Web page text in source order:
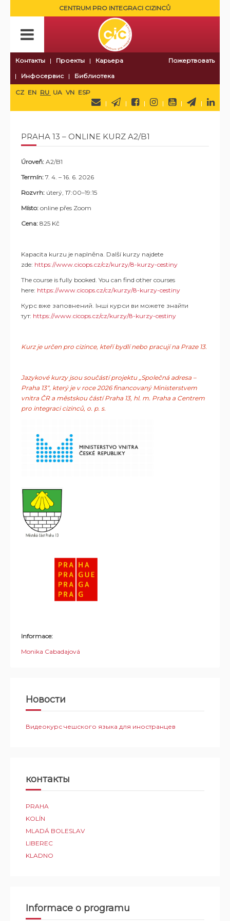
CENTRUM PRO INTEGRACI CIZINCŮ
Контакты Проекты
Карьера
Инфосервис
Библиотека
Пожертвовать
CZ EN RU UA VN ESP
PRAHA 13 – ONLINE KURZ A2/B1
Úroveň: A2/B1
Termín: 7. 4. – 16. 6. 2026
Rozvrh: úterý, 17:00–19:15
Místo: online přes Zoom
Cena: 825 Kč
Kapacita kurzu je naplněna. Další kurzy najdete
zde: https://www.cicops.cz/cz/kurzy/8-kurzy-cestiny
The course is fully booked. You can find other courses
here: https://www.cicops.cz/cz/kurzy/8-kurzy-cestiny
Курс вже заповнений. Інші курси ви можете знайти
тут: https://www.cicops.cz/cz/kurzy/8-kurzy-cestiny
Kurz je určen pro cizince, kteří bydlí nebo pracují na Praze 13.
Jazykové kurzy jsou součástí projektu „Společná adresa –
Praha 13“, který je v roce 2026 financovaný Ministerstvem
vnitra ČR a městskou částí Praha 13, hl. m. Praha a Centrem
pro integraci cizinců, o. p. s.
Informace:
Monika Cabadajová
Новости
Видеокурс чешского языка для иностранцев
контакты
PRAHA
KOLÍN
MLADÁ BOLESLAV
LIBEREC
KLADNO
Informace o programu